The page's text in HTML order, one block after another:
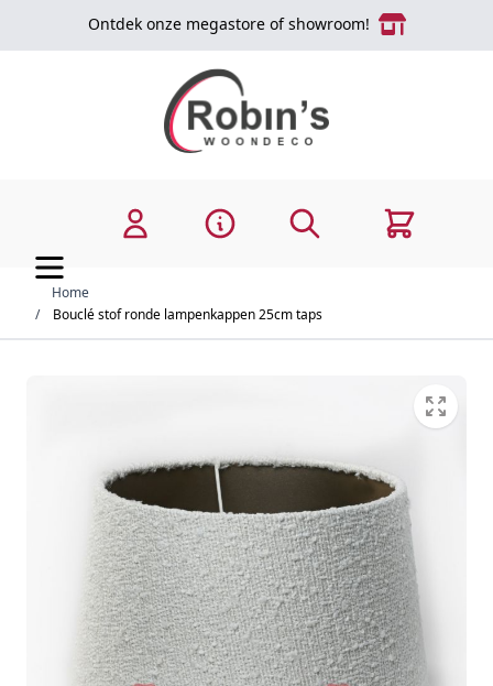
Ga naar de inhoudOntdek onze megastore of showroom!
Zoek Cart
Home
/
Bouclé stof ronde lampenkappen 25cm taps